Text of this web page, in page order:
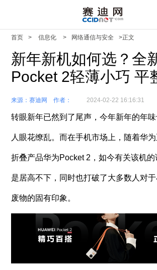
首页 > 信息化 > 网络通信与安全 >正文
新年新机如何选？全
Pocket 2轻薄小巧 平
来源：赛迪网 作者： 2024-02-22 16:16:31
转眼新年已然到了尾声，今年新年的年
人眼花缭乱。而在手机市场上，随着华
折叠产品华为Pocket 2，如今有关该机
是居高不下，同时也打破了大多数人对
废物的固有印象。